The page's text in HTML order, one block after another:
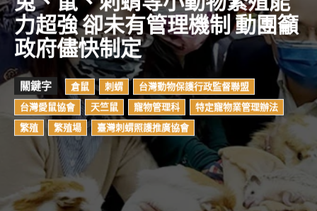
力超強 卻未有管理機制 動團籲
政府儘快制定
關鍵字 倉鼠 刺蝟
台灣動物保護行政監督聯盟
台灣愛鼠協會
天竺鼠 寵物管理科
特定寵物業管理辦法
繁殖
繁殖場 臺灣刺蝟照護推廣協會